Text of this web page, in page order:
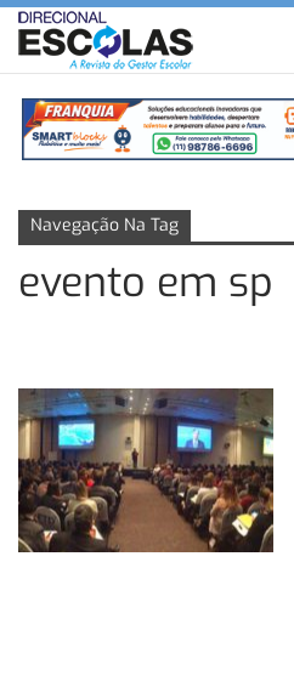
Navegação Na Tag
evento em sp